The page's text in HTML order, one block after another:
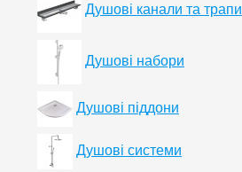
Душові канали та трапи
Душові набори
Душові піддони
Душові системи